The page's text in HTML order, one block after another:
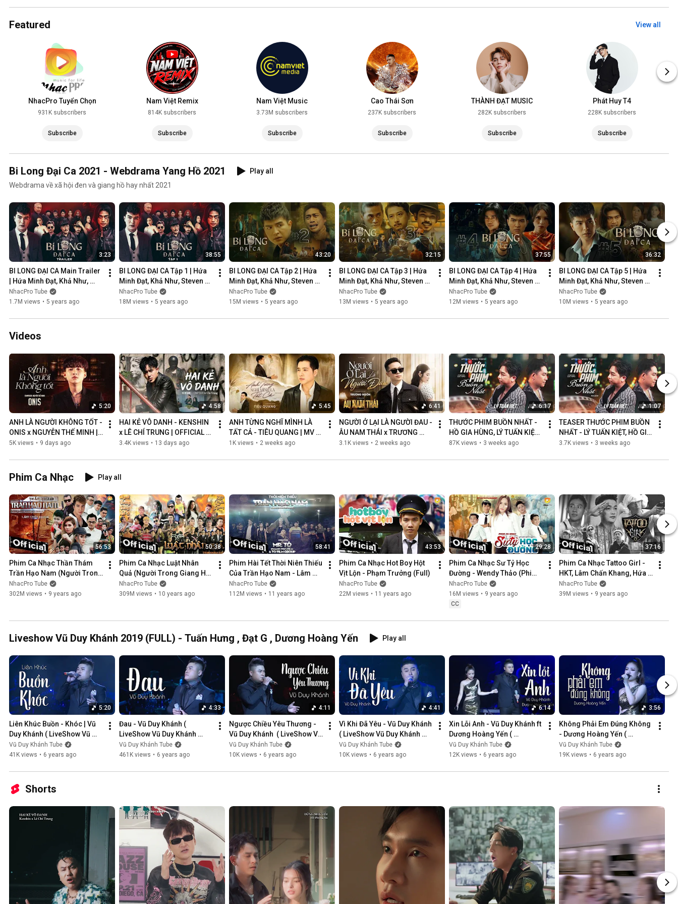
Featured View all
NhacPro Tuyển Chọn
931K subscribers
Subscribe
Nam Việt Remix
814K subscribers
Subscribe
Nam Việt Music
3.73M subscribers
Subscribe
Cao Thái Sơn
237K subscribers
Subscribe
THÀNH ĐẠT MUSIC
282K subscribers
Subscribe
Phát Huy T4
228K subscribers
Subscribe
Bi Long Đại Ca 2021 - Webdrama Yang Hồ 2021
Play all
Webdrama về xã hội đen và giang hồ hay nhất 2021
3:23
BI LONG ĐẠI CA Main Trailer
| Hứa Minh Đạt, Khả Như,
Steven Nguyễn, Lợi Trần |
Webdrama Yang Hồ 2021
NhacPro Tube
1.7M views • 5 years ago
38:55
BI LONG ĐẠI CA Tập 1 | Hứa
Minh Đạt, Khả Như, Steven
Nguyễn, Lợi Trần |
Webdrama Yang Hồ 2021
NhacPro Tube
18M views • 5 years ago
43:20
BI LONG ĐẠI CA Tập 2 | Hứa
Minh Đạt, Khả Như, Steven
Nguyễn, Lợi Trần |
Webdrama Yang Hồ 2021
NhacPro Tube
15M views • 5 years ago
32:15
BI LONG ĐẠI CA Tập 3 | Hứa
Minh Đạt, Khả Như, Steven
Nguyễn, Lợi Trần |
Webdrama Yang Hồ 2021
NhacPro Tube
13M views • 5 years ago
37:55
BI LONG ĐẠI CA Tập 4 | Hứa
Minh Đạt, Khả Như, Steven
Nguyễn, Lợi Trần |
Webdrama Yang Hồ 2021
NhacPro Tube
12M views • 5 years ago
36:32
BI LONG ĐẠI CA Tập 5 | Hứa
Minh Đạt, Khả Như, Steven
Nguyễn, Lợi Trần |
Webdrama Yang Hồ 2021
NhacPro Tube
10M views • 5 years ago
Videos
5:20
ANH LÀ NGƯỜI KHÔNG TỐT -
ONIS x NGUYỄN THẾ MINH |
OFFICIAL MV
5K views • 9 days ago
4:58
HAI KẺ VÔ DANH - KENSHIN
x LÊ CHÍ TRUNG | OFFICIAL
MUSIC VIDEO
3.4K views • 13 days ago
5:45
ANH TỪNG NGHĨ MÌNH LÀ
TẤT CẢ - TIÊU QUANG | MV
OFFICIAL
1K views • 2 weeks ago
6:41
NGƯỜI Ở LẠI LÀ NGƯỜI ĐAU -
ÂU NAM THÁI x TRƯƠNG
NGÔN | MV OFFICIAL
3.1K views • 2 weeks ago
6:17
THƯỚC PHIM BUỒN NHẤT -
HỒ GIA HÙNG, LÝ TUẤN KIỆT |
OFFICIAL MUSIC VIDEO
87K views • 3 weeks ago
1:07
TEASER THƯỚC PHIM BUỒN
NHẤT - LÝ TUẤN KIỆT, HỒ GIA
HÙNG | NGÀN LỜI NGƯỜI ĐÃ
3.7K views • 3 weeks ago
Phim Ca Nhạc Play all
56:53
Phim Ca Nhạc Thần Thám
Trần Hạo Nam (Người Trong
Giang Hồ 5) - Lâm Chấn
Khang 2017
NhacPro Tube
302M views • 9 years ago
50:38
Phim Ca Nhạc Luật Nhân
Quả (Người Trong Giang Hồ
4) - Lâm Chấn Khang 2016
NhacPro Tube
309M views • 10 years ago
58:41
Phim Hài Tết Thời Niên Thiếu
Của Trần Hạo Nam - Lâm
Chấn Khang [Official]
NhacPro Tube
112M views • 11 years ago
43:53
Phim Ca Nhạc Hot Boy Hột
Vịt Lộn - Phạm Trưởng (Full)
NhacPro Tube
22M views • 11 years ago
29:28
Phim Ca Nhạc Sư Tỷ Học
Đường - Wendy Thảo (Phim
Ca Nhạc Hay Nhất 2017)
NhacPro Tube
16M views • 9 years ago
CC
37:16
Phim Ca Nhạc Tattoo Girl -
HKT, Lâm Chấn Khang, Hứa
Minh Đạt, Thanh Tân
NhacPro Tube
39M views • 9 years ago
Liveshow Vũ Duy Khánh 2019 (FULL) - Tuấn Hưng , Đạt G , Dương Hoàng Yến Play all
5:20
Liên Khúc Buồn - Khóc | Vũ
Duy Khánh ( LiveShow Vũ
Duy Khánh 2019 Phần 1/21 )
Vũ Duy Khánh Tube
41K views • 6 years ago
4:33
Đau - Vũ Duy Khánh (
LiveShow Vũ Duy Khánh
2019 Phần 2/21 )
Vũ Duy Khánh Tube
461K views • 6 years ago
4:11
Ngược Chiều Yêu Thương -
Vũ Duy Khánh  ( LiveShow Vũ
Duy Khánh 2019 Phần 3/21 )
Vũ Duy Khánh Tube
10K views • 6 years ago
4:41
Vì Khi Đã Yêu - Vũ Duy Khánh
( LiveShow Vũ Duy Khánh
2019 Phần 4/21 )
Vũ Duy Khánh Tube
10K views • 6 years ago
6:14
Xin Lỗi Anh - Vũ Duy Khánh ft
Dương Hoàng Yến (
LiveShow Vũ Duy Khánh
2019 Phần 5/21 )
Vũ Duy Khánh Tube
12K views • 6 years ago
3:56
Không Phải Em Đúng Không
- Dương Hoàng Yến (
LiveShow Vũ Duy Khánh
2019 Phần 6/21 )
Vũ Duy Khánh Tube
19K views • 6 years ago
Shorts